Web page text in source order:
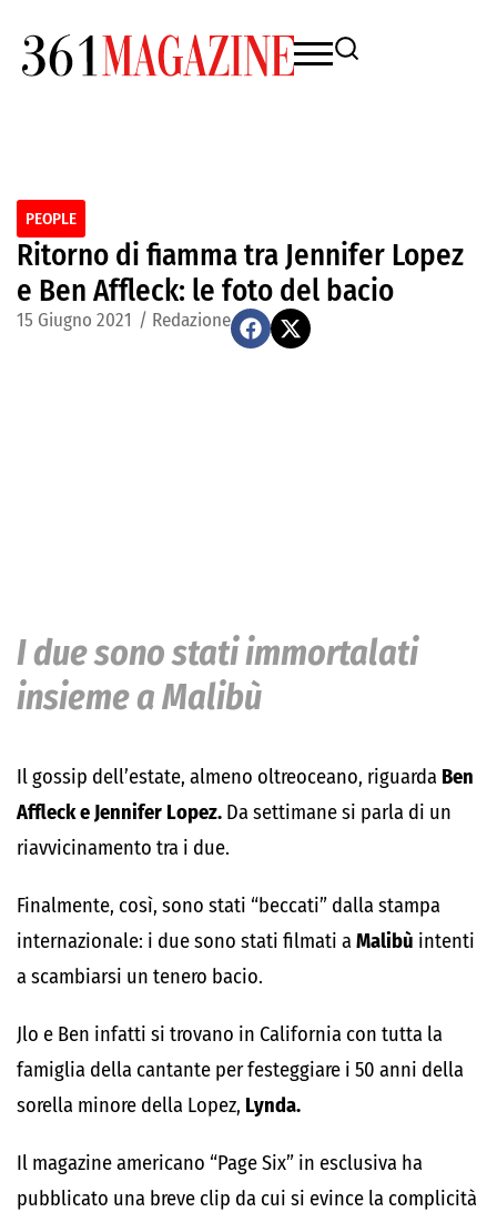
PEOPLE
Ritorno di fiamma tra Jennifer Lopez
e Ben Affleck: le foto del bacio
15 Giugno 2021 / Redazione
I due sono stati immortalati
insieme a Malibù
Il gossip dell’estate, almeno oltreoceano, riguarda Ben
Affleck e Jennifer Lopez. Da settimane si parla di un
riavvicinamento tra i due.
Finalmente, così, sono stati “beccati” dalla stampa
internazionale: i due sono stati filmati a Malibù intenti
a scambiarsi un tenero bacio.
Jlo e Ben infatti si trovano in California con tutta la
famiglia della cantante per festeggiare i 50 anni della
sorella minore della Lopez, Lynda.
Il magazine americano “Page Six” in esclusiva ha
pubblicato una breve clip da cui si evince la complicità